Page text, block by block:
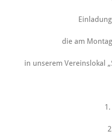
Einladung
die am
in unserem Vereinslokal